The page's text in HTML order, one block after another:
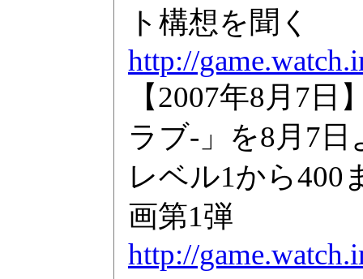
ト構想を聞く
http://
【2007年8月7
ラブ-」を8月7
レベル1から400
画第1弾
http://